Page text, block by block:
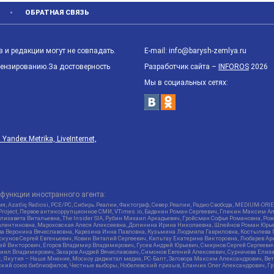
ОБРАТНАЯ СВЯЗЬ
редакции могут не совпадать.
достоверность
LiveInternet,
E-mail: info@barysh-zemlya.ru
Разработчик сайта – INFOROS 2026
Мы в социальных сетях:
иностранного агента:
Radiosi, PCE/PC, Сибирь.Реалии, Фактограф, Север.Реалии, Радио Свобода, MEDIUM-
Первое антикоррупционное СМИ, VTimes.io, Баданин Роман Сергеевич, Гликин Максим
Витальевна, The Insider SIA, Рубин Михаил Аркадьевич, Гройсман Софья Романовна,
Мароховская Алеся Алексеевна, Долинина Ирина Николаевна, Шлейнов Роман
Вероника Вячеславовна, Карезина Инна Павловна, Кузьмина Людмила Гавриловна,
Сергей Евгеньевич, Ковин Виталий Сергеевич, Кильтау Екатерина Викторовна, Любарев
Викторович, Егоров Владимир Владимирович, Гусев Андрей Юрьевич, Смирнов Сергей
Владимирович, Захаров Андрей Вячеславович, Симонов Евгений Алексеевич, Сурначева
– Наше Мнение, Москоу диджитал медиа, РС-Балт, Заговора Максим Александрович,
союз библиофилов, Честные выборы, Нобелевский призыв, Еланчик Олег Александрович,